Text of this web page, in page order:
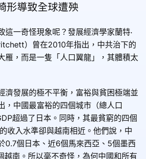
形導致全球遭殃
這一奇怪現象呢？發展經濟學家蘭特‧
）曾在2010年指出，中共治下的
雁，而是一隻「人口翼龍」，其體積太
濟發展的極不平衡，富裕與貧困極端並
，中國最富裕的四個城市（總人口
超過了日本。同時，其最貧窮的四個
收入水準卻與越南相近。他們說，中
0.7個日本、近6個馬來西亞、5個墨西
越南。所以毫不奇怪，為何中國和所有